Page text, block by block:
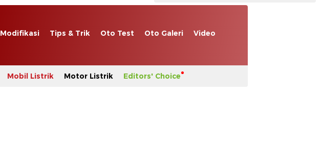
Modifikasi Tips & Trik Oto Test Oto Galeri Video
Mobil Listrik Motor Listrik Editors' Choice